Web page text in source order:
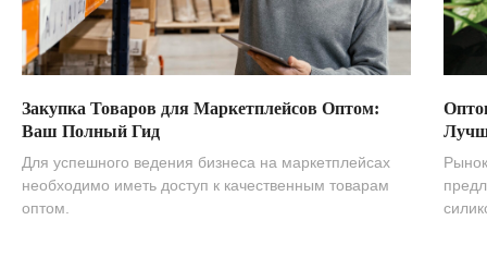
Закупка Товаров для Маркетплейсов Оптом:
Ваш Полный Гид
Для успешного ведения бизнеса на маркетплейсах
необходимо иметь доступ к качественным товарам
оптом.